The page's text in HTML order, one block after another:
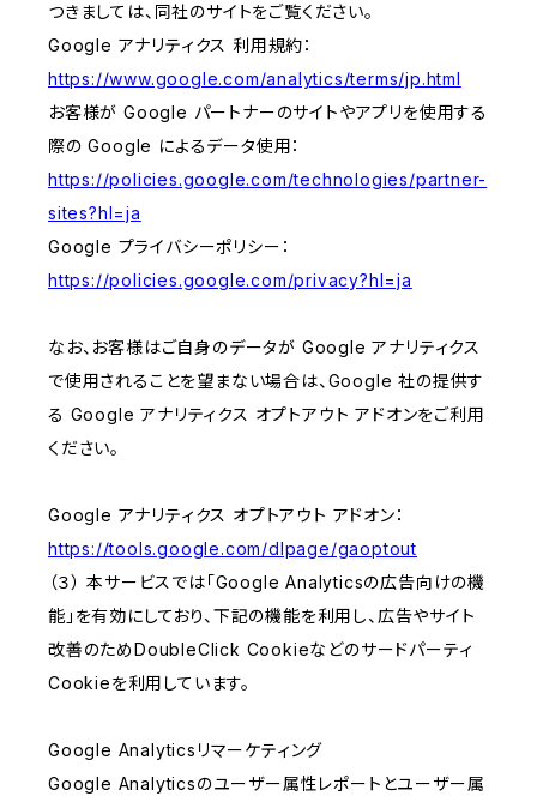
つきましては、同社のサイトをご覧ください。
Google アナリティクス 利用規約：
https://www.google.com/analytics/terms/jp.html
お客様が Google パートナーのサイトやアプリを使用する
際の Google によるデータ使用：
https://policies.google.com/technologies/partner-
sites?hl=ja
Google プライバシーポリシー：
https://policies.google.com/privacy?hl=ja
なお、お客様はご自身のデータが Google アナリティクス
で使用されることを望まない場合は、Google 社の提供す
る Google アナリティクス オプトアウト アドオンをご利用
ください。
Google アナリティクス オプトアウト アドオン：
https://tools.google.com/dlpage/gaoptout
（３） 本サービスでは「Google Analyticsの広告向けの機
能」を有効にしており、下記の機能を利用し、広告やサイト
改善のためDoubleClick Cookieなどのサードパーティ
Cookieを利用しています。
Google Analyticsリマーケティング
Google Analyticsのユーザー属性レポートとユーザー属